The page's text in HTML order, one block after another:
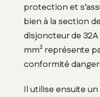
protection et
bien à la section
disjoncteur de 32A
mm² représente
conformité
Il utilise ensuite